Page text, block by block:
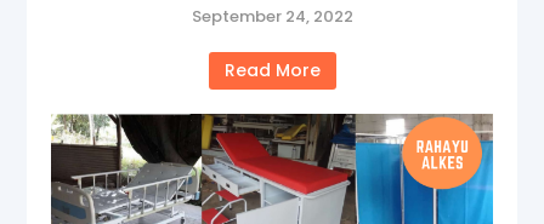
September 24, 2022
Read More